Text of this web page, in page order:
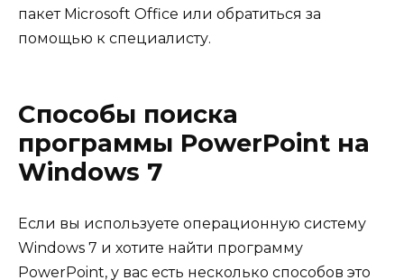
пакет Microsoft Office или обратиться за
помощью к специалисту.
Способы поиска
программы PowerPoint на
Windows 7
Если вы используете операционную систему
Windows 7 и хотите найти программу
PowerPoint, у вас есть несколько способов это